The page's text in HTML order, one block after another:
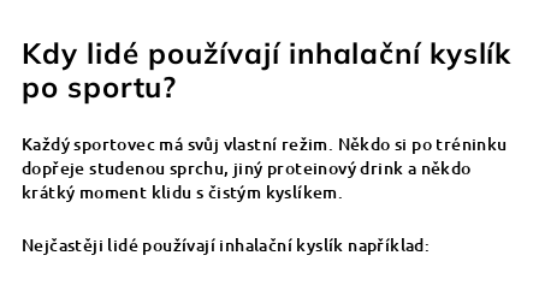
Kdy lidé používají inhalační kyslík
po sportu?
Každý sportovec má svůj vlastní režim. Někdo si po tréninku
dopřeje studenou sprchu, jiný proteinový drink a někdo
krátký moment klidu s čistým kyslíkem.
Nejčastěji lidé používají inhalační kyslík například: